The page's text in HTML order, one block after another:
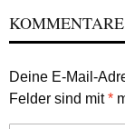
KOMMENTARE
Deine E-Mail-
Felder sind mit*